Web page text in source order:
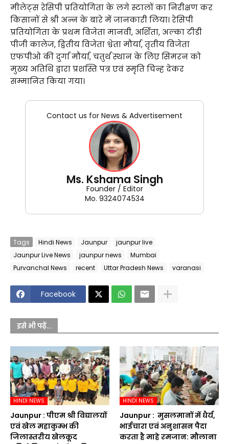
मीलेट्स रेसिपी प्रतियोगिता के लगे स्टालों का निरीक्षण कर
किसानों से श्री अन्न के बारे में जानकारी लिया। रेसिपी
प्रतियोगिता के प्रथम विजेता मानवी, अर्शिता, अल्का टीडी
पीजी कालेज, द्वितीय विजेता श्वेता मौर्या, तृतीय विजेता
एफपीओ की दुर्गा मौर्या, चतुर्थ स्थान के लिए सिमरन को
मुख्य अतिथि द्वारा प्रशस्ति पत्र एवं स्मृति चिन्ह देकर
सम्मानित किया गया।
Contact us for News & Advertisement
Ms. Kshama Singh
Founder / Editor
Mo. 9324074534
Tags Hindi News Jaunpur
jaunpur live
Jaunpur Live News
jaunpur news
Mumbai
Purvanchal News
recent Uttar Pradesh News varanasi
Facebook
इसे भी पढ़ें...
HINDI NEWS
Jaunpur :​ पीएम श्री विद्यालयों
एवं खेल महाकुम्भ की
जिलास्तरीय खेलकूद
HINDI NEWS
Jaunpur : ​ मुसलमानों में धैर्य,
भाईचारा एवं अनुशासन पैदा
करता है माहे रमजान: मौलाना